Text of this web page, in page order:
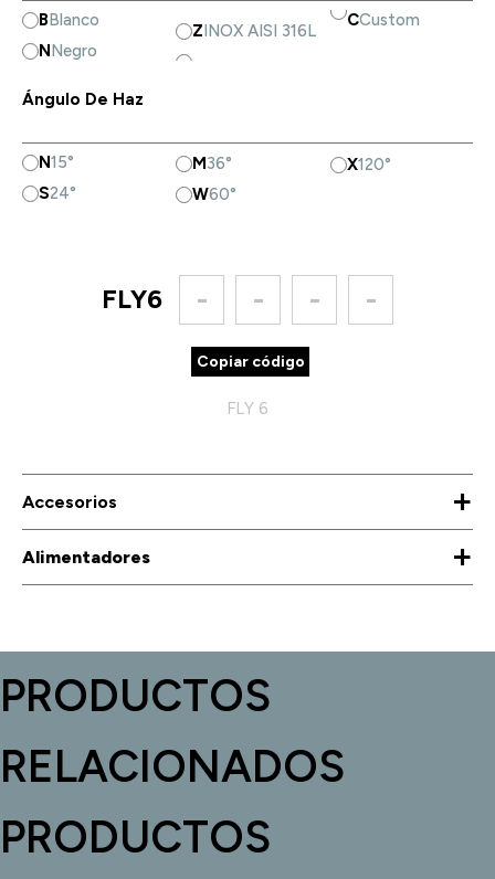
BBlanco
NNegro
ZINOX AISI 316L
CCustom
Ángulo De Haz
N15°
S24°
M36°
W60°
X120°
FLY6 - - - -
Copiar código
FLY 6
Accesorios +
Alimentadores +
PRODUCTOS
RELACIONADOS
PRODUCTOS